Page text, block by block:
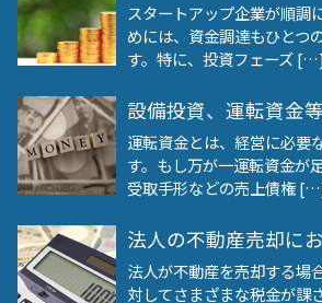
スタートアップ企業が順調
めには、資金調達もひとつ
す。特に、投資フェーズ […]
設備投資、運転資金
運転資金とは、経営に必要
す。もし万が一運転資金が
受取手形などの売上債権
法人の不動産売却に
法人が不動産を売却する場
対してさまざまな税金が課